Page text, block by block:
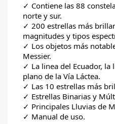
✓ Contiene las 88
norte y sur.
✓ 200 estrellas más
magnitudes y tipos
✓ Los objetos más
Messier.
✓ La linea del Ecuador, la
plano de la Vía Láctea.
✓ Las 10 estrellas más
✓ Estrellas Binarias y
✓ Principales Lluvias de
✓ Manual de uso.